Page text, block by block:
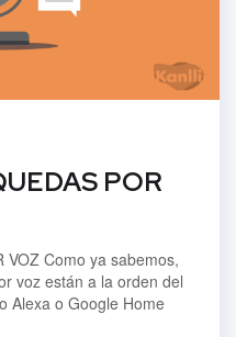
POR
VOZ Como ya sabemos,
voz están a la orden del
Alexa o Google Home